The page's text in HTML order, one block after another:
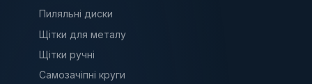
Пиляльні диски
Щітки для металу
Щітки ручні
Самозачіпні круги